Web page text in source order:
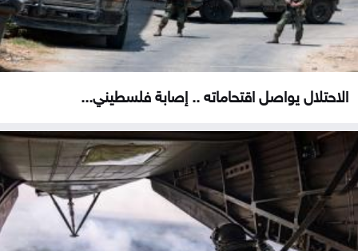
الاحتلال يواصل اقتحاماته .. إصابة فلسطيني...